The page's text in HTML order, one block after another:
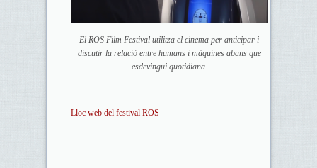
El ROS Film Festival utilitza el cinema per anticipar i
discutir la relació entre humans i màquines abans que
esdevingui quotidiana.
Lloc web del festival ROS